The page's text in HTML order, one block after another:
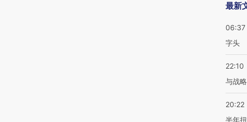
最新
06:37
字头
22:10
与战
20:22
半年